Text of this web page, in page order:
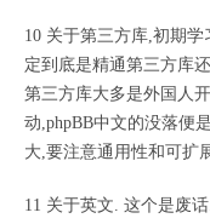
10 关于第三方库,初期
定到底是精通第三方库
第三方库大多是外国人
动,phpBB中文的没落便
大,要注意通用性和可扩
11 关于英文. 这个是废